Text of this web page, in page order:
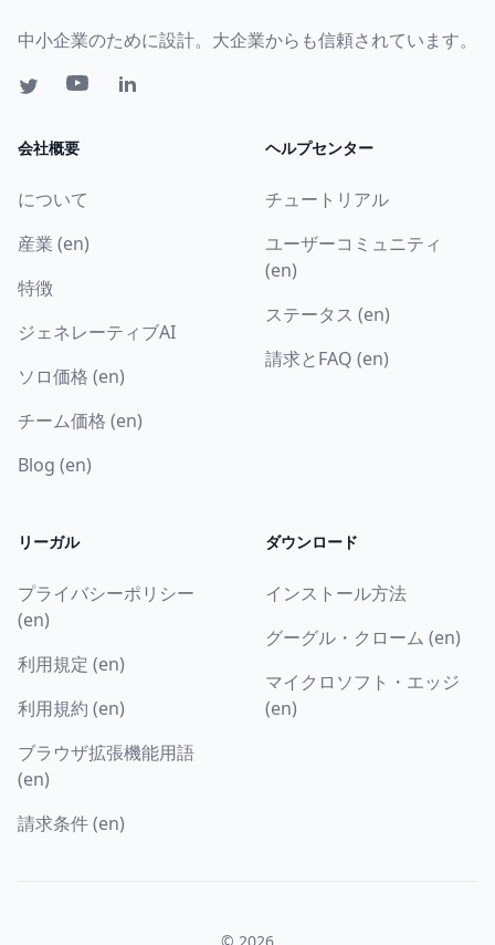
中小企業のために設計。大企業からも信頼されています。
会社概要
について
産業 (en)
特徴
ジェネレーティブAI
ソロ価格 (en)
チーム価格 (en)
Blog (en)
ヘルプセンター
チュートリアル
ユーザーコミュニティ
(en)
ステータス (en)
請求とFAQ (en)
リーガル
プライバシーポリシー
(en)
利用規定 (en)
利用規約 (en)
ブラウザ拡張機能用語
(en)
請求条件 (en)
ダウンロード
インストール方法
グーグル・クローム (en)
マイクロソフト・エッジ
(en)